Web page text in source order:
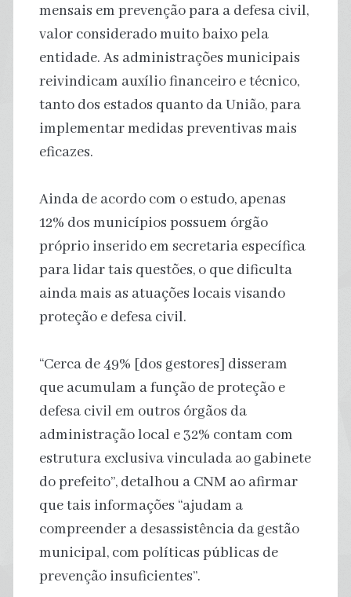
mensais em prevenção para a defesa civil,
valor considerado muito baixo pela
entidade. As administrações municipais
reivindicam auxílio financeiro e técnico,
tanto dos estados quanto da União, para
implementar medidas preventivas mais
eficazes.
Ainda de acordo com o estudo, apenas
12% dos municípios possuem órgão
próprio inserido em secretaria específica
para lidar tais questões, o que dificulta
ainda mais as atuações locais visando
proteção e defesa civil.
“Cerca de 49% [dos gestores] disseram
que acumulam a função de proteção e
defesa civil em outros órgãos da
administração local e 32% contam com
estrutura exclusiva vinculada ao gabinete
do prefeito”, detalhou a CNM ao afirmar
que tais informações “ajudam a
compreender a desassistência da gestão
municipal, com políticas públicas de
prevenção insuficientes”.